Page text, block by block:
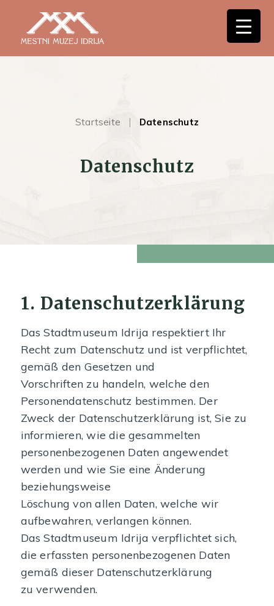
Startseite Datenschutz
Datenschutz
1. Datenschutzerklärung
Das Stadtmuseum Idrija respektiert Ihr
Recht zum Datenschutz und ist verpflichtet,
gemäß den Gesetzen und
Vorschriften zu handeln, welche den
Personendatenschutz bestimmen. Der
Zweck der Datenschutzerklärung ist, Sie zu
informieren, wie die gesammelten
personenbezogenen Daten angewendet
werden und wie Sie eine Änderung
beziehungsweise
Löschung von allen Daten, welche wir
aufbewahren, verlangen können.
Das Stadtmuseum Idrija verpflichtet sich,
die erfassten personenbezogenen Daten
gemäß dieser Datenschutzerklärung
zu verwenden.